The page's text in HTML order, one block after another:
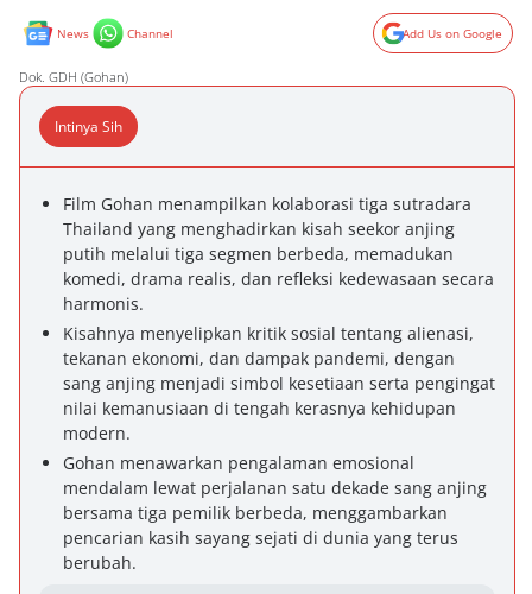
News Channel Add Us on Google
Dok. GDH (Gohan)
Intinya Sih
Film Gohan menampilkan kolaborasi tiga sutradara
Thailand yang menghadirkan kisah seekor anjing
putih melalui tiga segmen berbeda, memadukan
komedi, drama realis, dan refleksi kedewasaan secara
harmonis.
Kisahnya menyelipkan kritik sosial tentang alienasi,
tekanan ekonomi, dan dampak pandemi, dengan
sang anjing menjadi simbol kesetiaan serta pengingat
nilai kemanusiaan di tengah kerasnya kehidupan
modern.
Gohan menawarkan pengalaman emosional
mendalam lewat perjalanan satu dekade sang anjing
bersama tiga pemilik berbeda, menggambarkan
pencarian kasih sayang sejati di dunia yang terus
berubah.